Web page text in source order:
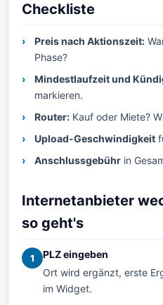
Checkliste
Preis nach Aktionszeit:
Phase?
Mindestlaufzeit und
markieren.
Router: Kauf oder Miete?
Upload-Geschwindigkeit
Anschlussgebühr in
Internetanbieter
so geht's
1
PLZ eingeben
Ort wird ergänzt, erste
im Widget.